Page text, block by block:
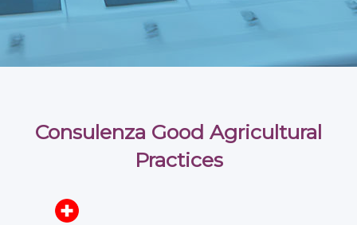
Consulenza Good Agricultural
Practices